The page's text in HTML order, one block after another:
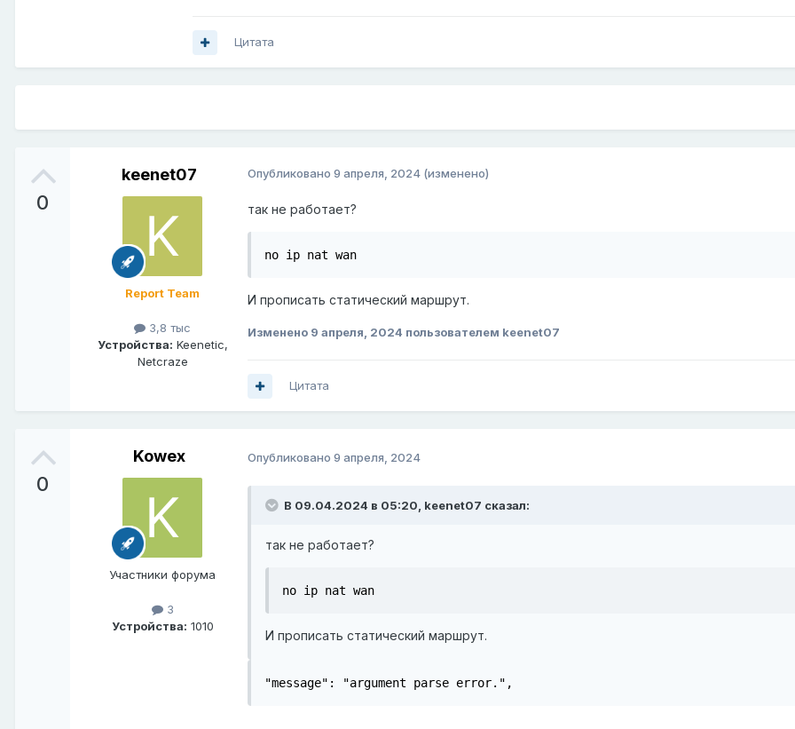
Цитата
0
keenet07
Report Team
3,8 тыс
Устройства: Keenetic,
Netcraze
Опубликовано 9 апреля, 2024 (изменено)
так не работает?
no ip nat wan
И прописать статический маршрут.
Изменено 9 апреля, 2024 пользователем keenet07
Цитата
0
Kowex
Участники форума
3
Устройства: 1010
Опубликовано 9 апреля, 2024
В 09.04.2024 в 05:20, keenet07 сказал:
так не работает?
no ip nat wan
И прописать статический маршрут.
"message": "argument parse error.",